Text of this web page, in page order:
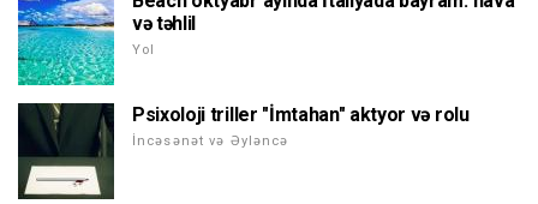
və təhlil
Yol
Psixoloji triller "İmtahan" aktyor və rolu
İncəsənət və Əyləncə